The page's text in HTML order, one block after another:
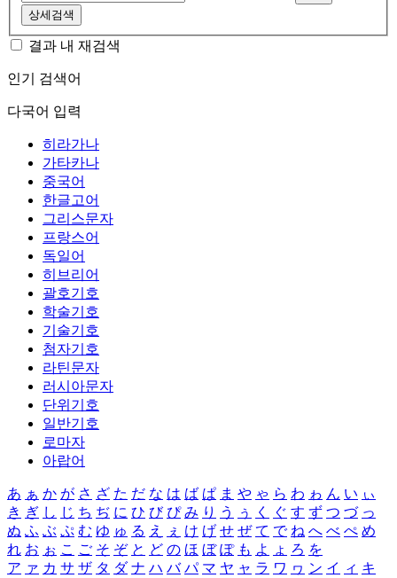
상세검색
결과 내 재검색
인기 검색어
다국어 입력
히라가나
가타카나
중국어
한글고어
그리스문자
프랑스어
독일어
히브리어
괄호기호
학술기호
기술기호
첨자기호
라틴문자
러시아문자
단위기호
일반기호
로마자
아랍어
あ ぁ か が さ ざ た だ な は ば ぱ ま や ゃ ら わ ゎ ん い ぃ
き ぎ し じ ち ぢ に ひ び ぴ み り う ぅ く ぐ す ず つ づ っ
ぬ ふ ぶ ぷ む ゆ ゅ る え ぇ け げ せ ぜ て で ね へ べ ぺ め
れ お ぉ こ ご そ ぞ と ど の ほ ぼ ぽ も よ ょ ろ を
ア ァ カ サ ザ タ ダ ナ ハ バ パ マ ヤ ャ ラ ワ ヮ ン イ ィ キ